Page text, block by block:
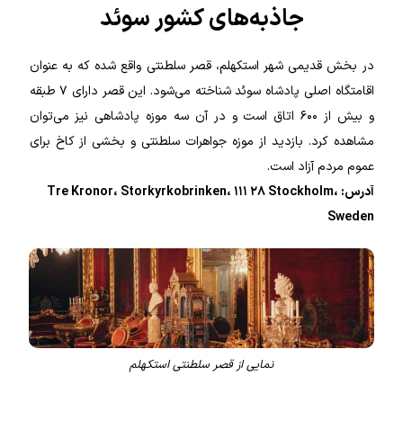
جاذبه‌های کشور سوئد
در بخش قدیمی شهر استکهلم، قصر سلطنتی واقع شده که به عنوان
اقامتگاه اصلی پادشاه سوئد شناخته می‌شود. این قصر دارای ۷ طبقه
و بیش از ۶۰۰ اتاق است و در آن سه موزه پادشاهی نیز می‌توان
مشاهده کرد. بازدید از موزه جواهرات سلطنتی و بخشی از کاخ برای
عموم مردم آزاد است.
آدرس: Tre Kronor، Storkyrkobrinken، ۱۱۱ ۲۸ Stockholm،
Sweden
نمایی از قصر سلطنتی استکهلم